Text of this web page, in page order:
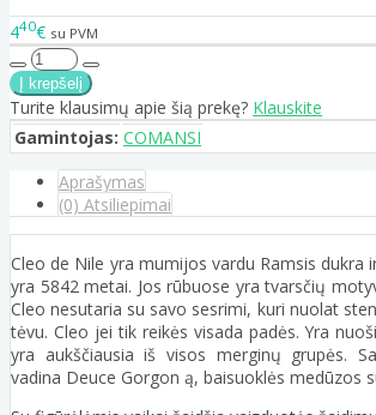
440€ su PVM
Turite klausimų apie šią prekę? Klauskite
Gamintojas: COMANSI
Aprašymas
(0) Atsiliepimai
Cleo de Nile yra mumijos vardu Ramsis dukra
yra 5842 metai. Jos rūbuose yra tvarsčių
Cleo nesutaria su savo sesrimi, kuri nuolat
tėvu. Cleo jei tik reikės visada padės. Yra
yra aukščiausia iš visos merginų grupės.
vadina Deuce Gorgon ą, baisuoklės medūzos